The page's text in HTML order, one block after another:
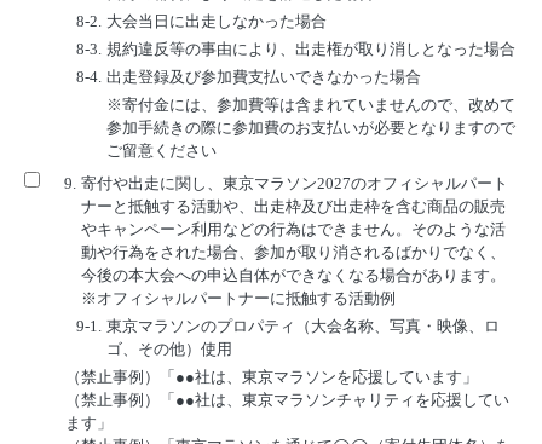
8-2. 大会当日に出走しなかった場合
8-3. 規約違反等の事由により、出走権が取り消しとなった場合
8-4. 出走登録及び参加費支払いできなかった場合
※寄付金には、参加費等は含まれていませんので、改めて
参加手続きの際に参加費のお支払いが必要となりますので
ご留意ください
9. 寄付や出走に関し、東京マラソン2027のオフィシャルパート
ナーと抵触する活動や、出走枠及び出走枠を含む商品の販売
やキャンペーン利用などの行為はできません。そのような活
動や行為をされた場合、参加が取り消されるばかりでなく、
今後の本大会への申込自体ができなくなる場合があります。
※オフィシャルパートナーに抵触する活動例
9-1. 東京マラソンのプロパティ（大会名称、写真・映像、ロ
ゴ、その他）使用
（禁止事例）「●●社は、東京マラソンを応援しています」
（禁止事例）「●●社は、東京マラソンチャリティを応援してい
ます」